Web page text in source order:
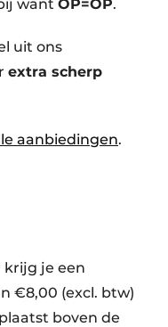
want OP=OP.
uit ons
extra scherp
aanbiedingen.
krijg je een
€8,00 (excl. btw)
boven de